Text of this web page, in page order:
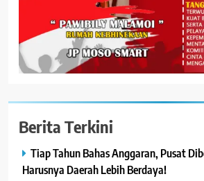
Berita Terkini
Tiap Tahun Bahas Anggaran, Pusat
Harusnya Daerah Lebih Berdaya!